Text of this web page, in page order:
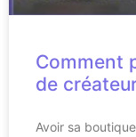
Comment
de
Avoir sa